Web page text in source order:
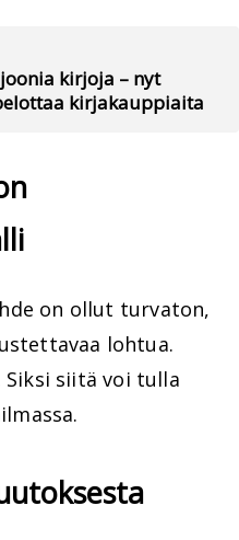
kirjoja – nyt
kirjakauppiaita
on ollut turvaton,
lohtua.
Siksi siitä voi tulla